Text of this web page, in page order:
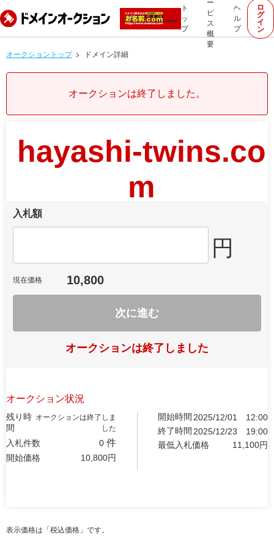
ト
ッ
プ
ー
ビ
ス
概
要
ヘ
ル
プ
ロ
グ
イ
ン
オークショントップ ドメイン詳細
オークションは終了しました。
hayashi-twins.co
m
入札額
円
現在価格 10,800
次に進む
オークションは終了しました
オークション状況
残り時
間
オークションは終了しま
した
入札件数 0 件
開始価格 10,800円
開始時間 2025/12/01
12:00
終了時間 2025/12/23
19:00
最低入札価格
11,100円
表示価格は「税込価格」です。